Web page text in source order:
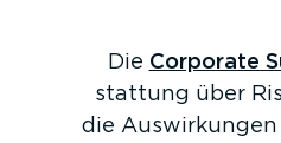
Die Corporate
stattung über
die